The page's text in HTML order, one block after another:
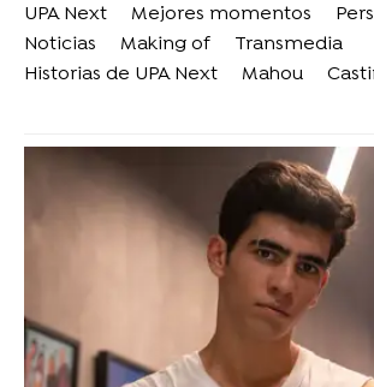
UPA Next Mejores momentos
Noticias
Making of
Transmedia
Historias de UPA Next
Mahou